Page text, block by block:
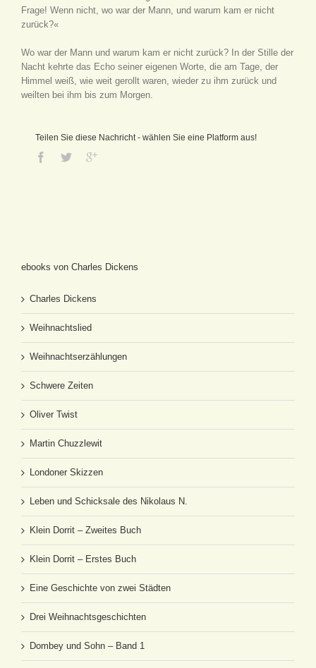
Frage! Wenn nicht, wo war der Mann, und warum kam er nicht
zurück?«
Wo war der Mann und warum kam er nicht zurück? In der Stille der
Nacht kehrte das Echo seiner eigenen Worte, die am Tage, der
Himmel weiß, wie weit gerollt waren, wieder zu ihm zurück und
weilten bei ihm bis zum Morgen.
Teilen Sie diese Nachricht - wählen Sie eine Platform aus!
ebooks von Charles Dickens
Charles Dickens
Weihnachtslied
Weihnachtserzählungen
Schwere Zeiten
Oliver Twist
Martin Chuzzlewit
Londoner Skizzen
Leben und Schicksale des Nikolaus N.
Klein Dorrit – Zweites Buch
Klein Dorrit – Erstes Buch
Eine Geschichte von zwei Städten
Drei Weihnachtsgeschichten
Dombey und Sohn – Band 1